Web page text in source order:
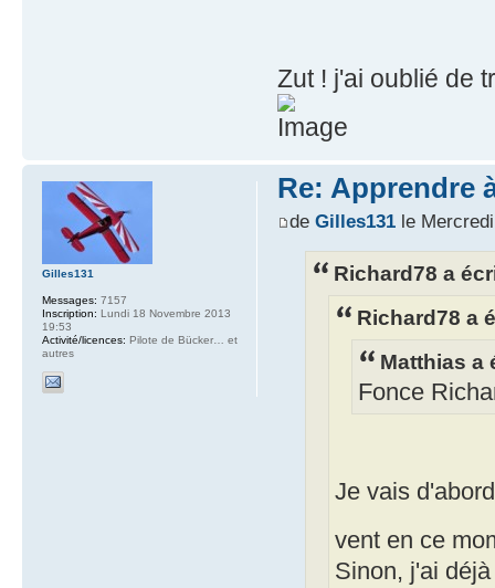
Zut ! j'ai oublié de
Re: Apprendre
de Gilles131le Mercredi
Richard78 a
Richard78 a
Matthias a
Fonce
Je vais
vent en ce
Sinon, j'ai
Gilles131
Messages: 7157
Inscription: Lundi 18 Novembre 2013
19:53
Activité/licences: Pilote de Bücker… et
autres